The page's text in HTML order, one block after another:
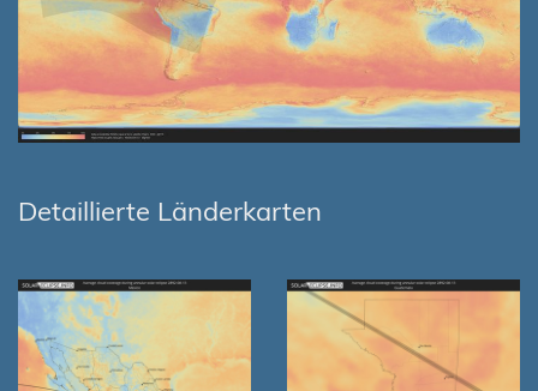
Detaillierte Länderkarten